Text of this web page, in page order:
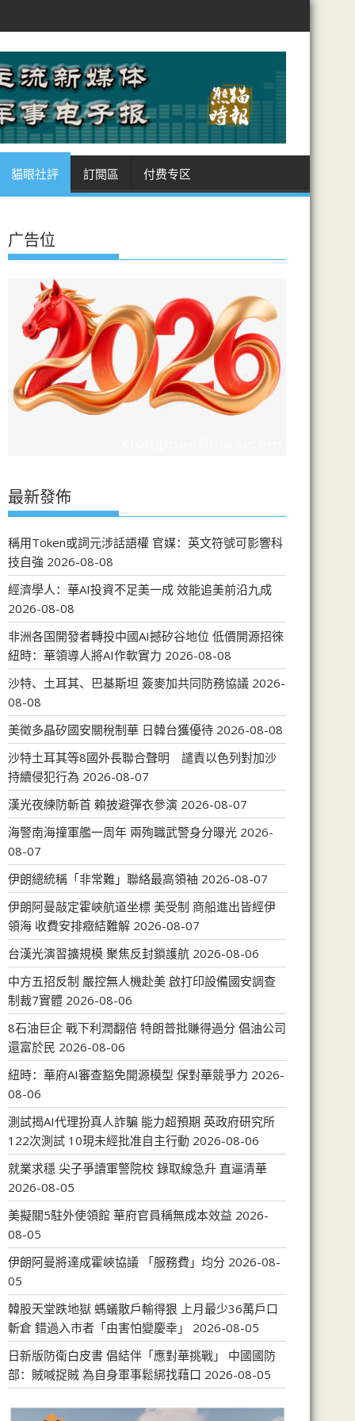
貓眼社評 訂閲區 付费专区
广告位
最新發佈
稱用Token或詞元涉話語權 官媒：英文符號可影響科
技自強 2026-08-08
經濟學人：華AI投資不足美一成 效能追美前沿九成
2026-08-08
非洲各国開發者轉投中國AI撼矽谷地位 低價開源招徠
紐時：華領導人將AI作軟實力 2026-08-08
沙特、土耳其、巴基斯坦 簽麥加共同防務協議 2026-
08-08
美徵多晶矽國安關稅制華 日韓台獲優待 2026-08-08
沙特土耳其等8國外長聯合聲明 譴責以色列對加沙
持續侵犯行為 2026-08-07
漢光夜練防斬首 賴披避彈衣參演 2026-08-07
海警南海撞軍艦一周年 兩殉職武警身分曝光 2026-
08-07
伊朗總統稱「非常難」聯絡最高領袖 2026-08-07
伊朗阿曼敲定霍峽航道坐標 美受制 商船進出皆經伊
領海 收費安排癥結難解 2026-08-07
台漢光演習擴規模 聚焦反封鎖護航 2026-08-06
中方五招反制 嚴控無人機赴美 啟打印設備國安調查
制裁7實體 2026-08-06
8石油巨企 戰下利潤翻倍 特朗普批賺得過分 倡油公司
還富於民 2026-08-06
紐時：華府AI審查豁免開源模型 保對華競爭力 2026-
08-06
測試揭AI代理扮真人詐騙 能力超預期 英政府研究所
122次測試 10現未經批准自主行動 2026-08-06
就業求穩 尖子爭讀軍警院校 錄取線急升 直逼清華
2026-08-05
美擬關5駐外使領館 華府官員稱無成本效益 2026-
08-05
伊朗阿曼將達成霍峽協議 「服務費」均分 2026-08-
05
韓股天堂跌地獄 螞蟻散戶輸得狠 上月最少36萬戶口
斬倉 錯過入市者「由害怕變慶幸」
2026-08-05
日新版防衛白皮書 倡結伴「應對華挑戰」 中國國防
部：賊喊捉賊 為自身軍事鬆綁找藉口 2026-08-05